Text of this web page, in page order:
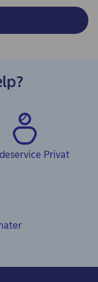
Privat